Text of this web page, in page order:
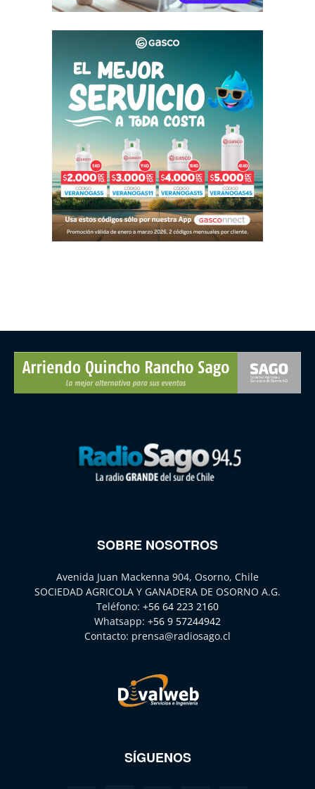
SOBRE NOSOTROS
Avenida Juan Mackenna 904, Osorno, Chile
SOCIEDAD AGRICOLA Y GANADERA DE OSORNO A.G.
Teléfono: +56 64 223 2160
Whatsapp: +56 9 57244942
Contacto: prensa@radiosago.cl
SÍGUENOS